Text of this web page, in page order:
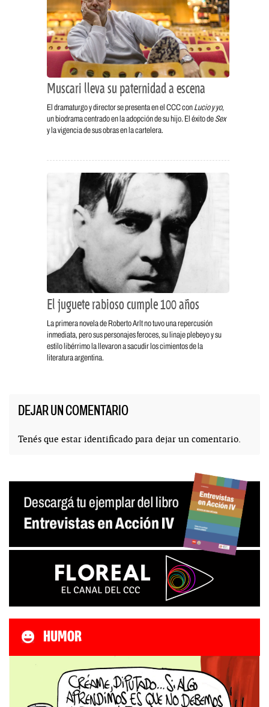
Muscari lleva su paternidad a escena
El dramaturgo y director se presenta en el CCC con Lucio y yo,
un biodrama centrado en la adopción de su hijo. El éxito de Sex
y la vigencia de sus obras en la cartelera.
El juguete rabioso cumple 100 años
La primera novela de Roberto Arlt no tuvo una repercusión
inmediata, pero sus personajes feroces, su linaje plebeyo y su
estilo libérrimo la llevaron a sacudir los cimientos de la
literatura argentina.
DEJAR UN COMENTARIO
Tenés que estar identificado para dejar un comentario.
HUMOR